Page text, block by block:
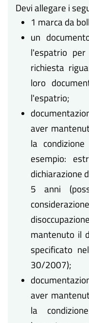
Devi allegare i
1 marca da
un
l'espatrio
richiesta
loro
l'espatrio;
aver
la
esempio:
dichiarazione
5 anni
mantenuto il
specificato
30/2007);
aver
la